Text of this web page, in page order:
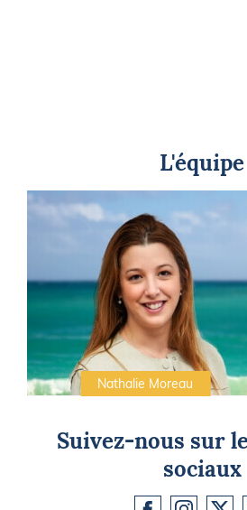
L'équipe
Nathalie Moreau
Suivez-nous sur
sociaux